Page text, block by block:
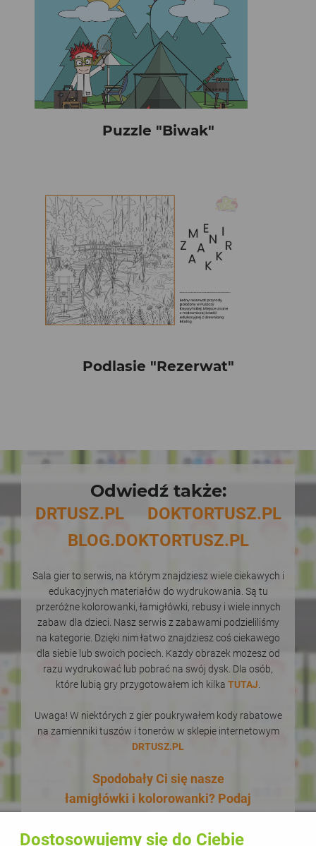
Dostosowujemy się do Ciebie
Puzzle "Biwak"
Podlasie "Rezerwat"
Odwiedź także:
DRTUSZ.PL
DOKTORTUSZ.PL
BLOG.DOKTORTUSZ.PL
Sala gier to serwis, na którym znajdziesz wiele ciekawych i
edukacyjnych materiałów do wydrukowania. Są tu
przeróżne kolorowanki, łamigłówki, rebusy i wiele innych
zabaw dla dzieci. Nasz serwis z zabawami podzieliliśmy
na kategorie. Dzięki nim łatwo znajdziesz coś ciekawego
dla siebie lub swoich pociech. Każdy obrazek możesz od
razu wydrukować lub pobrać na swój dysk. Dla osób,
które lubią gry przygotowałem ich kilka TUTAJ
Uwaga! W niektórych z gier poukrywałem kody rabatowe
na zamienniki tuszów i tonerów w sklepie internetowym
DRTUSZ.PL
Spodobały Ci się nasze
łamigłówki i kolorowanki? Podaj
darmo! Udostępnianie naszych